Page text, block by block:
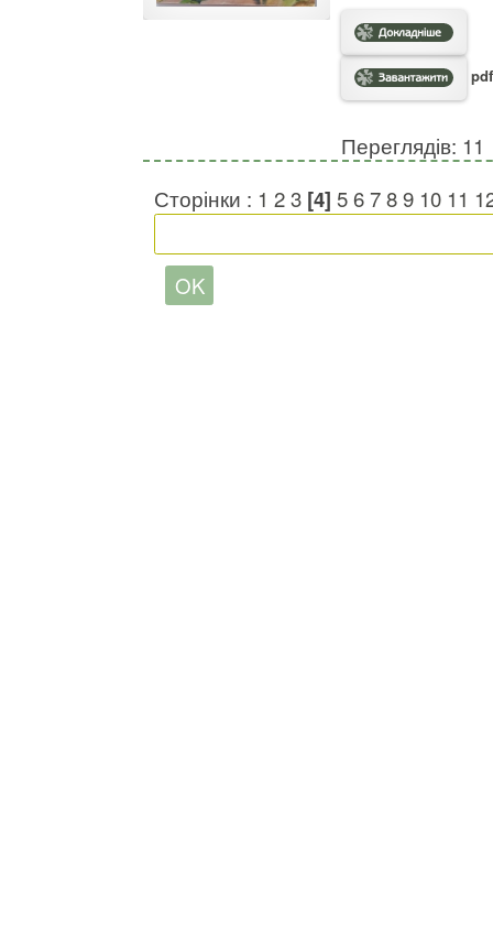
Переглядів: 11
Сторінки : 1 23 [4] 56789 10 11